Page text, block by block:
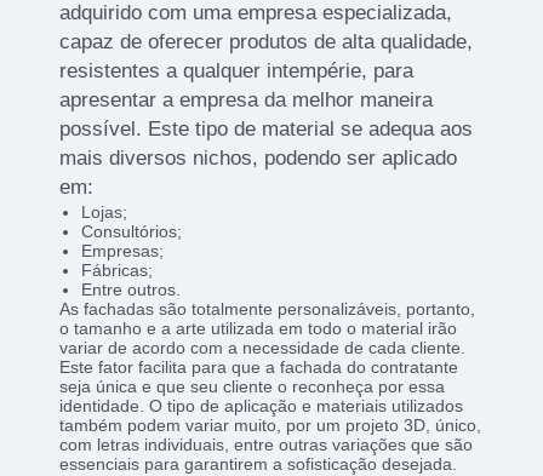
adquirido com uma empresa especializada,
capaz de oferecer produtos de alta qualidade,
resistentes a qualquer intempérie, para
apresentar a empresa da melhor maneira
possível. Este tipo de material se adequa aos
mais diversos nichos, podendo ser aplicado
em:
Lojas;
Consultórios;
Empresas;
Fábricas;
Entre outros.
As fachadas são totalmente personalizáveis, portanto,
o tamanho e a arte utilizada em todo o material irão
variar de acordo com a necessidade de cada cliente.
Este fator facilita para que a fachada do contratante
seja única e que seu cliente o reconheça por essa
identidade. O tipo de aplicação e materiais utilizados
também podem variar muito, por um projeto 3D, único,
com letras individuais, entre outras variações que são
essenciais para garantirem a sofisticação desejada.